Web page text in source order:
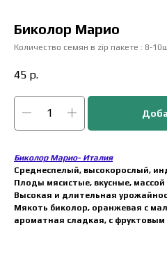
Биколор Марио
Количество семян в zip пакете : 8-
45 р.
Биколор Марио- Италия
Среднеспелый, высокорослый,
Плоды мясистые, вкусные, массой
Высокая и длительная
Мякоть биколор, оранжевая с
ароматная сладкая, с фруктовым